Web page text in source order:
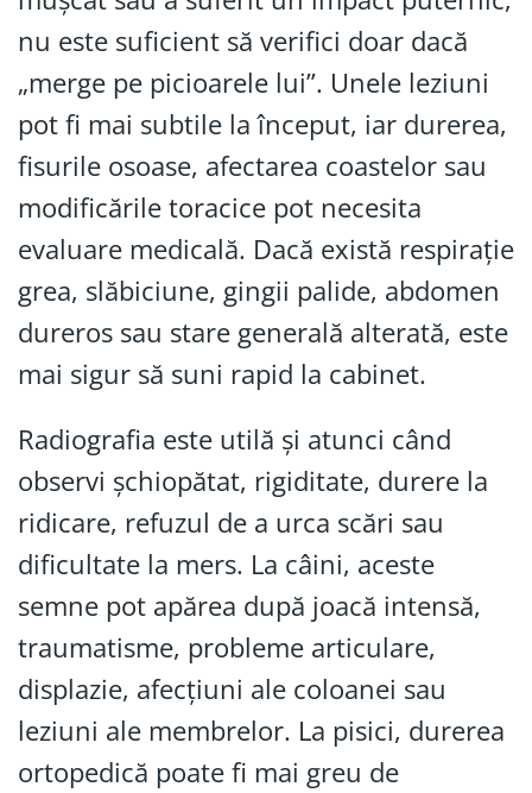
nu este suficient să verifici doar dacă
„merge pe picioarele lui”. Unele leziuni
pot fi mai subtile la început, iar durerea,
fisurile osoase, afectarea coastelor sau
modificările toracice pot necesita
evaluare medicală. Dacă există respirație
grea, slăbiciune, gingii palide, abdomen
dureros sau stare generală alterată, este
mai sigur să suni rapid la cabinet.
Radiografia este utilă și atunci când
observi șchiopătat, rigiditate, durere la
ridicare, refuzul de a urca scări sau
dificultate la mers. La câini, aceste
semne pot apărea după joacă intensă,
traumatisme, probleme articulare,
displazie, afecțiuni ale coloanei sau
leziuni ale membrelor. La pisici, durerea
ortopedică poate fi mai greu de